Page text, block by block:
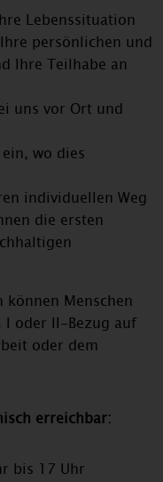
Lebenssituation
persönlichen und
Ihre Teilhabe an
uns vor Ort und
wo dies
individuellen Weg
die ersten
Menschen
I oder II-Bezug auf
oder dem
erreichbar:
bis 17 Uhr